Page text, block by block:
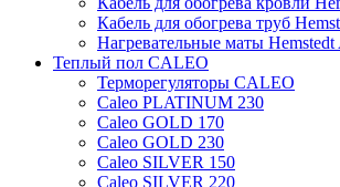
Кабель для обогрева труб
Нагревательные маты
Теплый пол CALEO
Терморегуляторы CALEO
Caleo PLATINUM 230
Caleo GOLD 170
Caleo GOLD 230
Caleo SILVER 150
Caleo SILVER 220